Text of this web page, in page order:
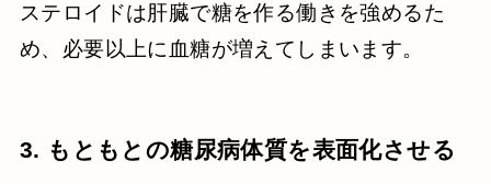
ステロイドは肝臓で糖を作る働きを強めるた
め、必要以上に血糖が増えてしまいます。
3. もともとの糖尿病体質を表面化させる